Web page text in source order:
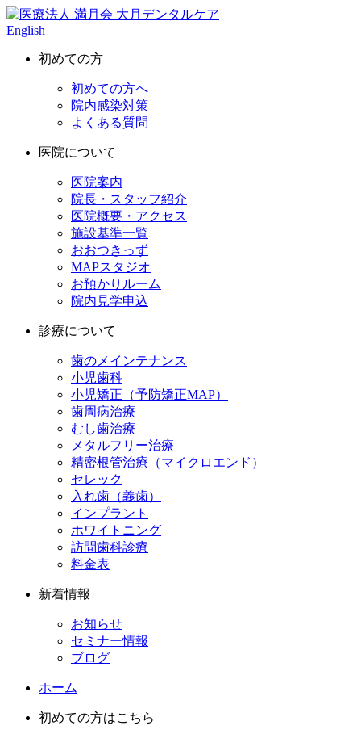
English
初めての方
初めての方へ
院内感染対策
よくある質問
医院について
医院案内
院長・スタッフ紹介
医院概要・アクセス
施設基準一覧
おおつきっず
MAPスタジオ
お預かりルーム
院内見学申込
診療について
歯のメインテナンス
小児歯科
小児矯正（予防矯正MAP）
歯周病治療
むし歯治療
メタルフリー治療
精密根管治療（マイクロエンド）
セレック
入れ歯（義歯）
インプラント
ホワイトニング
訪問歯科診療
料金表
新着情報
お知らせ
セミナー情報
ブログ
ホーム
初めての方はこちら